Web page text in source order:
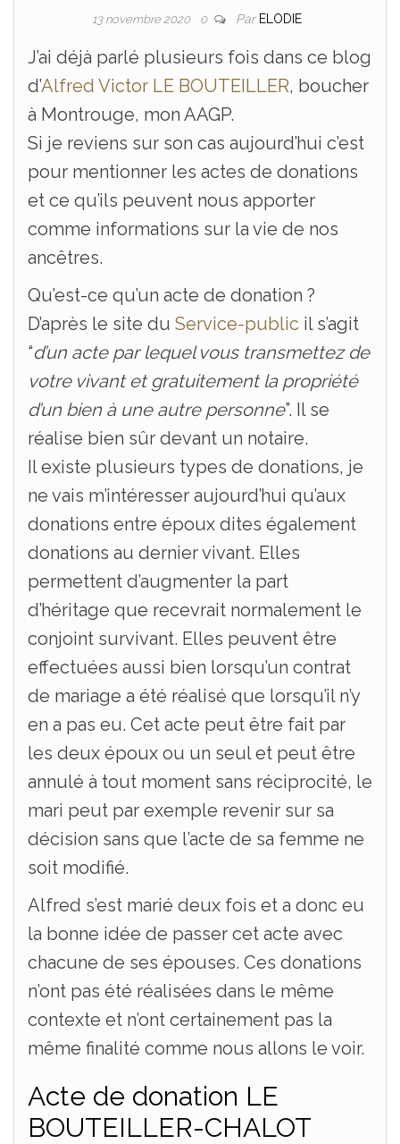
13 novembre 2020 0 Par ELODIE
J’ai déjà parlé plusieurs fois dans ce blog
d’Alfred Victor LE BOUTEILLER, boucher
à Montrouge, mon AAGP.
Si je reviens sur son cas aujourd’hui c’est
pour mentionner les actes de donations
et ce qu’ils peuvent nous apporter
comme informations sur la vie de nos
ancêtres.
Qu’est-ce qu’un acte de donation ?
D’après le site du Service-public il s’agit
“d’un acte par lequel vous transmettez de
votre vivant et gratuitement la propriété
d’un bien à une autre personne”. Il se
réalise bien sûr devant un notaire.
Il existe plusieurs types de donations, je
ne vais m’intéresser aujourd’hui qu’aux
donations entre époux dites également
donations au dernier vivant. Elles
permettent d’augmenter la part
d’héritage que recevrait normalement le
conjoint survivant. Elles peuvent être
effectuées aussi bien lorsqu’un contrat
de mariage a été réalisé que lorsqu’il n’y
en a pas eu. Cet acte peut être fait par
les deux époux ou un seul et peut être
annulé à tout moment sans réciprocité, le
mari peut par exemple revenir sur sa
décision sans que l’acte de sa femme ne
soit modifié.
Alfred s’est marié deux fois et a donc eu
la bonne idée de passer cet acte avec
chacune de ses épouses. Ces donations
n’ont pas été réalisées dans le même
contexte et n’ont certainement pas la
même finalité comme nous allons le voir.
Acte de donation LE
BOUTEILLER-CHALOT